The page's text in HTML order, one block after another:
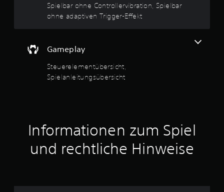
e
n
Spielbar ohne Controllervibration, Spielbar
ohne adaptiven Trigger-Effekt
n
m
e
r
r
e
t
e
n
Gameplay
Steuerelementübersicht,
Spielanleitungsübersicht
Informationen zum Spiel
und rechtliche Hinweise